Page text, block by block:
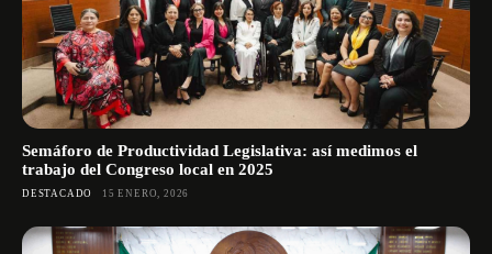
Semáforo de Productividad Legislativa: así medimos el
trabajo del Congreso local en 2025
DESTACADO 15 ENERO, 2026